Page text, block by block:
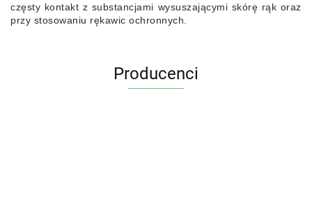
częsty kontakt z substancjami wysuszającymi skórę rąk oraz
przy stosowaniu rękawic ochronnych.
Producenci